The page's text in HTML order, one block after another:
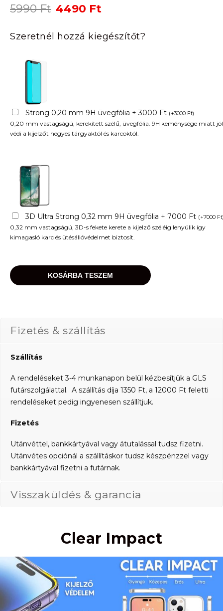
5990Ft Original
was:
5990 Ft.
4490 Ft
is:
4490 Ft.
Szeretnél hozzá kiegészítőt?
Strong 0,20 mm 9H üvegfólia + 3000 Ft (+3000 Ft)
0,20 mm vastagságú, kerekített szélű, üvegfólia. 9H keménysége miatt jól
védi a kijelzőt hegyes tárgyaktól és karcoktól.
3D Ultra Strong 0,32 mm 9H üvegfólia + 7000 Ft (+7000 Ft
0,32 mm vastagságú, 3D-s fekete kerete a kijelző széléig lenyúlik így
kimagasló karc és ütésállóvédelmet biztosít.
KOSÁRBA TESZEM
Fizetés & szállítás
Szállítás
A rendeléseket 3-4 munkanapon belül kézbesítjük a GLS
futárszolgálattal. A szállítás díja 1350 Ft, a 12000 Ft feletti
rendeléseket pedig ingyenesen szállítjuk.
Fizetés
Utánvéttel, bankkártyával vagy átutalással tudsz fizetni.
Utánvétes opciónál a szállításkor tudsz készpénzzel vagy
bankkártyával fizetni a futárnak.
Visszaküldés & garancia
Clear Impact